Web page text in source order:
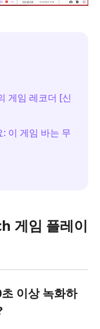
게임 레코더 [신
이 게임 바는 무
게임 플레이
이상 녹화하